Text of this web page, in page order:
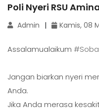
Poli Nyeri RSU
Admin Kamis, 08
Assalamualaikum
Jangan biarkan nyeri
Anda.
Jika Anda merasa